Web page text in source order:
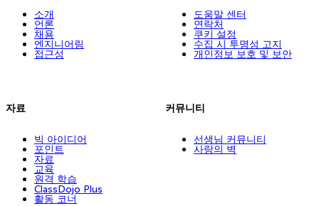
소개
언론
채용
엔지니어링
접근성
자료
빅 아이디어
포인트
자료
교육
원격 학습
ClassDojo Plus
활동 코너
도움말 센터
연락처
쿠키 설정
수집 시 투명성 고지
개인정보 보호 및 보안
커뮤니티
선생님 커뮤니티
사랑의 벽